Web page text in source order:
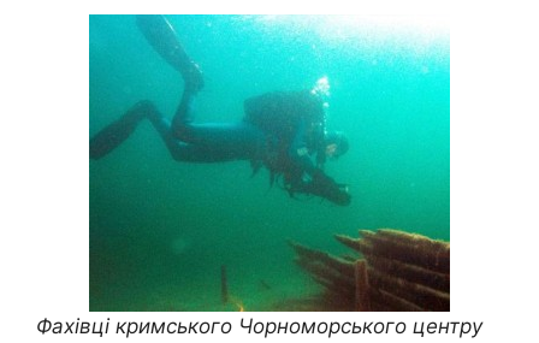
Фахівці кримського Чорноморського центру